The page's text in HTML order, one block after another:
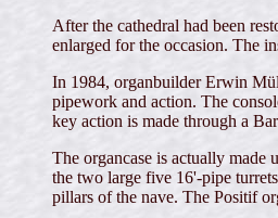
After the cathedral had been
enlarged for the occasion. The
In 1984, organbuilder Erwin
pipework and action. The
key action is made through a
The organcase is actually made
the two large five 16'-pipe
pillars of the nave. The Positif